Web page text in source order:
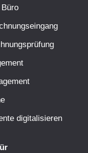
digitalisieren